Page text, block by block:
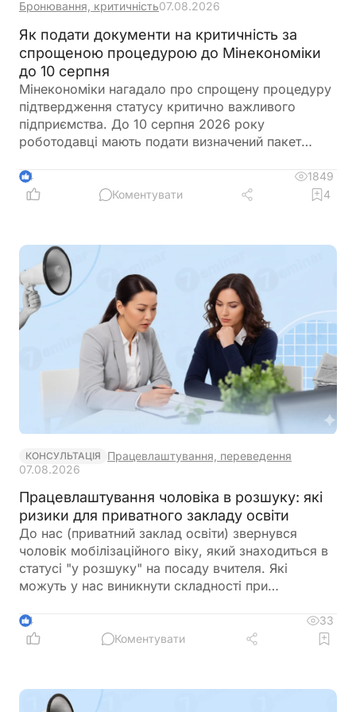
Бронювання, критичність07.08.2026
Як подати документи на критичність за
спрощеною процедурою до Мінекономіки
до 10 серпня
Мінекономіки нагадало про спрощену процедуру
підтвердження статусу критично важливого
підприємства. До 10 серпня 2026 року
роботодавці мають подати визначений пакет
зарплату та податкову звітність за останній
місяць. Водночас для підприємств, у яких строк
документів через Державний аграрний реєстр
4
1849
Коментувати
4
КОНСУЛЬТАЦІЯ
Працевлаштування, переведення
07.08.2026
Працевлаштування чоловіка в розшуку: які
ризики для приватного закладу освіти
До нас (приватний заклад освіти) звернувся
чоловік мобілізаційного віку, який знаходиться в
статусі "у розшуку" на посаду вчителя. Які
можуть у нас виникнути складності при
4
33
Коментувати